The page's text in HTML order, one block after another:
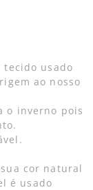
tecido usado
ao nosso
o inverno pois
cor natural
é usado